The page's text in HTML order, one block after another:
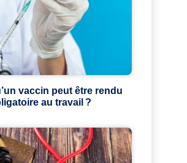
vaccin peut être rendu
au travail ?